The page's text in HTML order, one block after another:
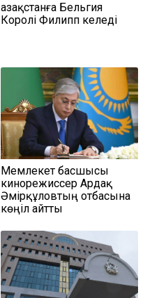
Қазақстанға Бельгия
Королі Филипп келеді
Мемлекет басшысы
кинорежиссер Ардақ
Әмірқұловтың отбасына
көңіл айтты